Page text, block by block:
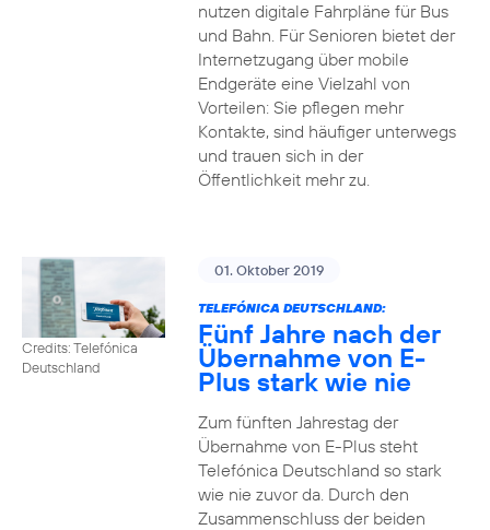
nutzen digitale Fahrpläne für Bus
und Bahn. Für Senioren bietet der
Internetzugang über mobile
Endgeräte eine Vielzahl von
Vorteilen: Sie pflegen mehr
Kontakte, sind häufiger unterwegs
und trauen sich in der
Öffentlichkeit mehr zu.
Credits: Telefónica
Deutschland
01. Oktober 2019
TELEFÓNICA DEUTSCHLAND:
Fünf Jahre nach der
Übernahme von E-
Plus stark wie nie
Zum fünften Jahrestag der
Übernahme von E-Plus steht
Telefónica Deutschland so stark
wie nie zuvor da. Durch den
Zusammenschluss der beiden